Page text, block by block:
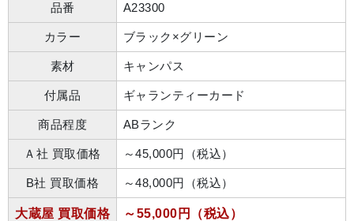
品番 A23300
カラー ブラック×グリーン
素材 キャンパス
付属品 ギャランティーカード
商品程度 ABランク
Ａ社 買取価格 ～45,000円（税込）
B社 買取価格 ～48,000円（税込）
大蔵屋 買取価格 ～55,000円（税込）